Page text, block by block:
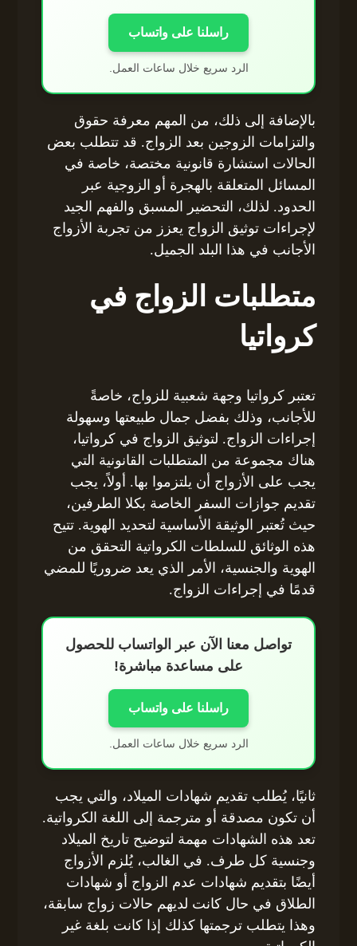
راسلنا على واتساب
الرد سريع خلال ساعات العمل.
بالإضافة إلى ذلك، من المهم معرفة حقوق
والتزامات الزوجين بعد الزواج. قد تتطلب بعض
الحالات استشارة قانونية مختصة، خاصة في
المسائل المتعلقة بالهجرة أو الزوجية عبر
الحدود. لذلك، التحضير المسبق والفهم الجيد
لإجراءات توثيق الزواج يعزز من تجربة الأزواج
الأجانب في هذا البلد الجميل.
متطلبات الزواج في
كرواتيا
تعتبر كرواتيا وجهة شعبية للزواج، خاصةً
للأجانب، وذلك بفضل جمال طبيعتها وسهولة
إجراءات الزواج. لتوثيق الزواج في كرواتيا،
هناك مجموعة من المتطلبات القانونية التي
يجب على الأزواج أن يلتزموا بها. أولاً، يجب
تقديم جوازات السفر الخاصة بكلا الطرفين،
حيث تُعتبر الوثيقة الأساسية لتحديد الهوية. تتيح
هذه الوثائق للسلطات الكرواتية التحقق من
الهوية والجنسية، الأمر الذي يعد ضروريًا للمضي
قدمًا في إجراءات الزواج.
تواصل معنا الآن عبر الواتساب للحصول
على مساعدة مباشرة!
راسلنا على واتساب
الرد سريع خلال ساعات العمل.
ثانيًا، يُطلب تقديم شهادات الميلاد، والتي يجب
أن تكون مصدقة أو مترجمة إلى اللغة الكرواتية.
تعد هذه الشهادات مهمة لتوضيح تاريخ الميلاد
وجنسية كل طرف. في الغالب، يُلزم الأزواج
أيضًا بتقديم شهادات عدم الزواج أو شهادات
الطلاق في حال كانت لديهم حالات زواج سابقة،
وهذا يتطلب ترجمتها كذلك إذا كانت بلغة غير